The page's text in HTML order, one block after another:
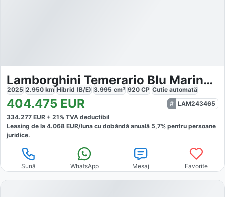
Lamborghini Temerario Blu Marinus Matt
2025 2.950 km Hibrid (B/E) 3.995 cm³ 920 CP Cutie automată
404.475 EUR
LAM243465
334.277 EUR + 21% TVA deductibil
Leasing de la 4.068 EUR/luna cu dobăndă anuală 5,7% pentru persoane
juridice.
Sună WhatsApp Mesaj Favorite